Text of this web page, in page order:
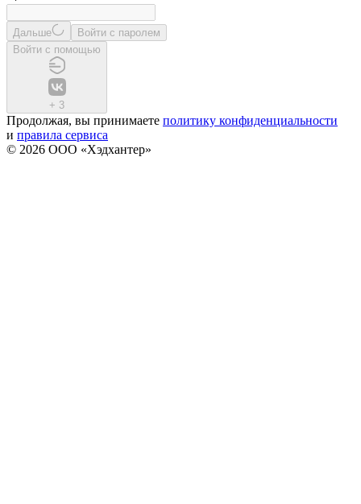
Дальше
Войти с паролем
Войти с помощью
+ 3
Продолжая, вы принимаете политику конфиденциальности
и правила сервиса
© 2026 ООО «Хэдхантер»